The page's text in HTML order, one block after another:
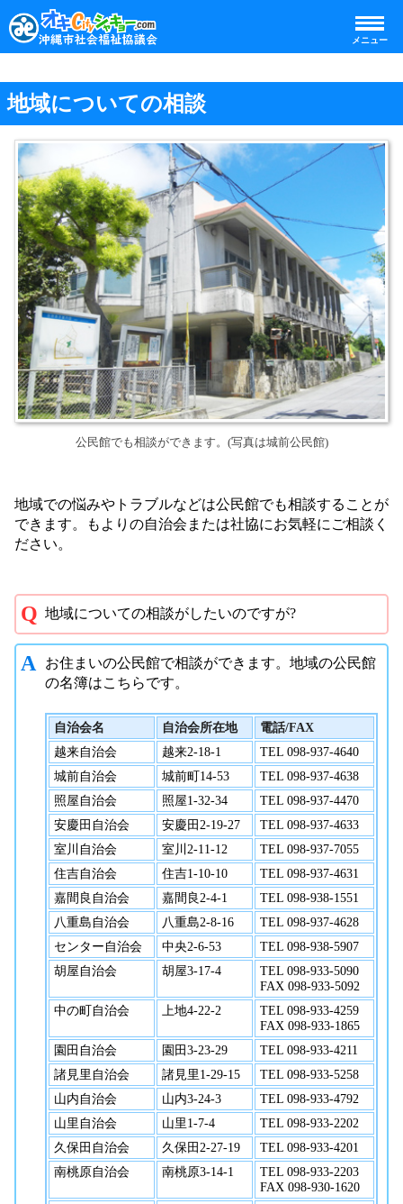
メニュー
地域についての相談
公民館でも相談ができます。(写真は城前公民館)
地域での悩みやトラブルなどは公民館でも相談することが
できます。もよりの自治会または社協にお気軽にご相談く
ださい。
地域についての相談がしたいのですが?
お住まいの公民館で相談ができます。地域の公民館
の名簿はこちらです。
自治会名 自治会所在地
電話/FAX
越来自治会
越来2-18-1
TEL 098-937-4640
城前自治会
城前町14-53
TEL 098-937-4638
照屋自治会
照屋1-32-34
TEL 098-937-4470
安慶田自治会
安慶田2-19-27
TEL 098-937-4633
室川自治会
室川2-11-12
TEL 098-937-7055
住吉自治会
住吉1-10-10
TEL 098-937-4631
嘉間良自治会
嘉間良2-4-1
TEL 098-938-1551
八重島自治会
八重島2-8-16
TEL 098-937-4628
センター自治会
中央2-6-53
TEL 098-938-5907
胡屋自治会
胡屋3-17-4
TEL 098-933-5090
FAX 098-933-5092
中の町自治会
上地4-22-2
TEL 098-933-4259
FAX 098-933-1865
園田自治会
園田3-23-29
TEL 098-933-4211
諸見里自治会
諸見里1-29-15
TEL 098-933-5258
山内自治会
山内3-24-3
TEL 098-933-4792
山里自治会
山里1-7-4
TEL 098-933-2202
久保田自治会
久保田2-27-19
TEL 098-933-4201
南桃原自治会
南桃原3-14-1
TEL 098-933-2203
FAX 098-930-1620